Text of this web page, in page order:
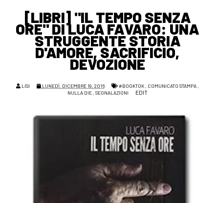
[LIBRI] "IL TEMPO SENZA
ORE" DI LUCA FAVARO: UNA
STRUGGENTE STORIA
D'AMORE, SACRIFICIO,
DEVOZIONE
LISI LUNEDÌ, DICEMBRE 19, 2016 #BOOKTOK, COMUNICATO STAMPA,
NULLA DIE, SEGNALAZIONI EDIT